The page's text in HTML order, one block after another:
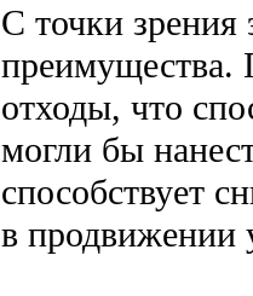
С точки
преимущества.
отходы, что
могли бы
способствует
в продвижении